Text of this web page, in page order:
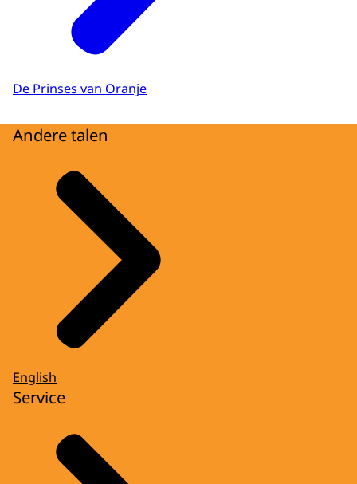
De Prinses van Oranje
Andere talen
English
Service